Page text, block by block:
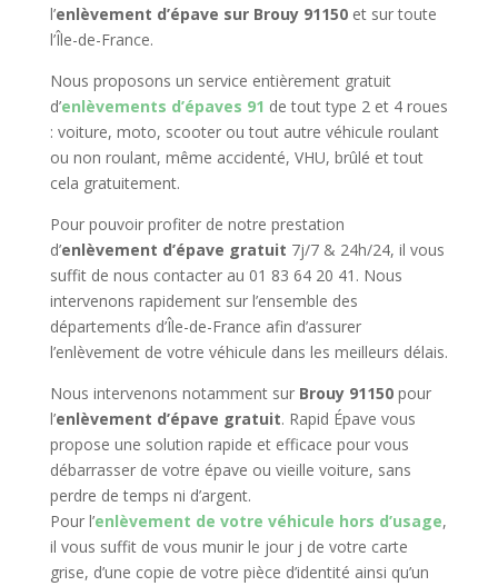
l’enlèvement d’épave sur Brouy 91150et sur toute
l’Île-de-France.
Nous proposons un service entièrement gratuit
d’enlèvements d’épaves 91 de tout type 2 et 4 roues
: voiture, moto, scooter ou tout autre véhicule roulant
ou non roulant, même accidenté, VHU, brûlé et tout
cela gratuitement.
Pour pouvoir profiter de notre prestation
d’enlèvement d’épave gratuit 7j/7 & 24h/24, il vous
suffit de nous contacter au 01 83 64 20 41. Nous
intervenons rapidement sur l’ensemble des
départements d’Île-de-France afin d’assurer
l’enlèvement de votre véhicule dans les meilleurs délais.
Nous intervenons notamment sur Brouy 91150pour
l’enlèvement d’épave gratuit. Rapid Épave vous
propose une solution rapide et efficace pour vous
débarrasser de votre épave ou vieille voiture, sans
perdre de temps ni d’argent.
Pour l’enlèvement de votre véhicule hors d’usage,
il vous suffit de vous munir le jour j de votre carte
grise, d’une copie de votre pièce d’identité ainsi qu’un